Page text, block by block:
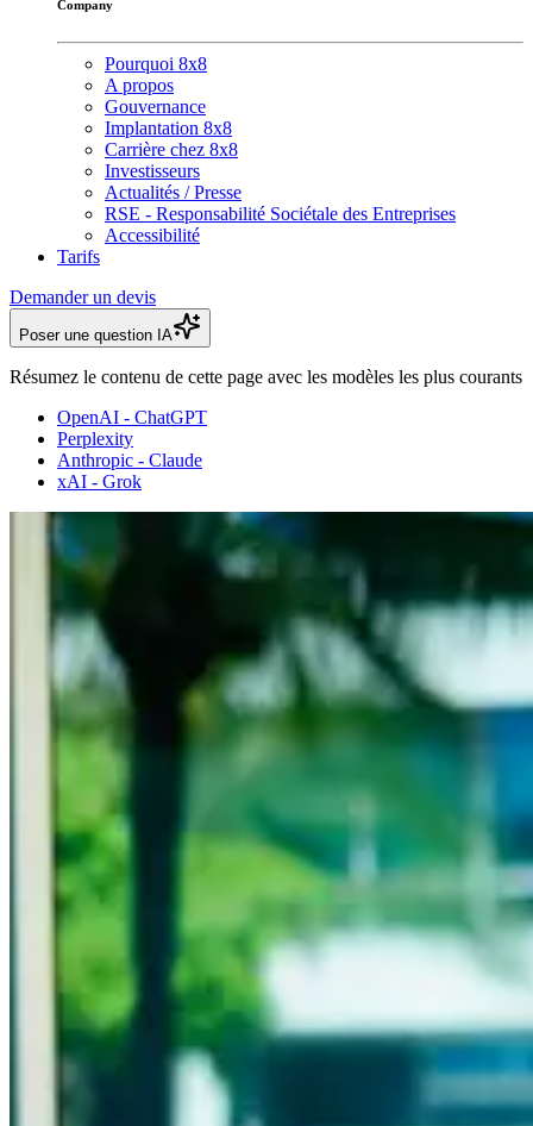
Company
Pourquoi 8x8
A propos
Gouvernance
Implantation 8x8
Carrière chez 8x8
Investisseurs
Actualités / Presse
RSE - Responsabilité Sociétale des Entreprises
Accessibilité
Tarifs
Demander un devis
Poser une question IA
Résumez le contenu de cette page avec les modèles les plus courants
OpenAI - ChatGPT
Perplexity
Anthropic - Claude
xAI - Grok